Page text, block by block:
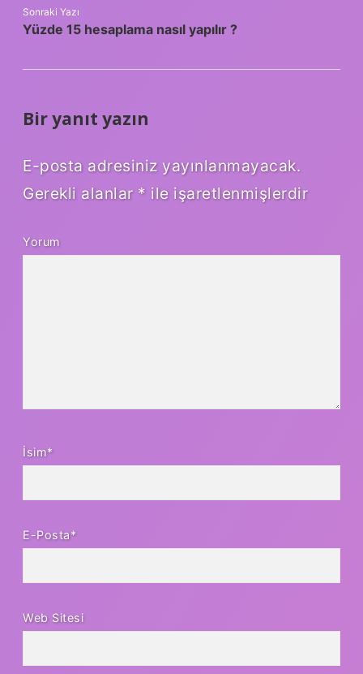
Sonraki Yazı
Yüzde 15 hesaplama nasıl yapılır ?
Bir yanıt yazın
E-posta adresiniz yayınlanmayacak.
Gerekli alanlar * ile işaretlenmişlerdir
Yorum
İsim*
E-Posta*
Web Sitesi